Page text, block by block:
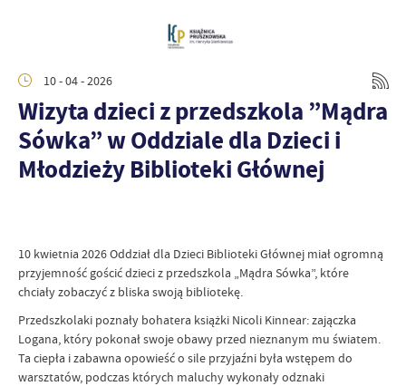
10 - 04 - 2026
Wizyta dzieci z przedszkola ”Mądra
Sówka” w Oddziale dla Dzieci i
Młodzieży Biblioteki Głównej
10 kwietnia 2026 Oddział dla Dzieci Biblioteki Głównej miał ogromną
przyjemność gościć dzieci z przedszkola „Mądra Sówka”, które
chciały zobaczyć z bliska swoją bibliotekę.
Przedszkolaki poznały bohatera książki Nicoli Kinnear: zajączka
Logana, który pokonał swoje obawy przed nieznanym mu światem.
Ta ciepła i zabawna opowieść o sile przyjaźni była wstępem do
warsztatów, podczas których maluchy wykonały odznaki